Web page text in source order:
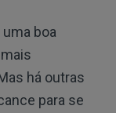
boa
há outras
para se